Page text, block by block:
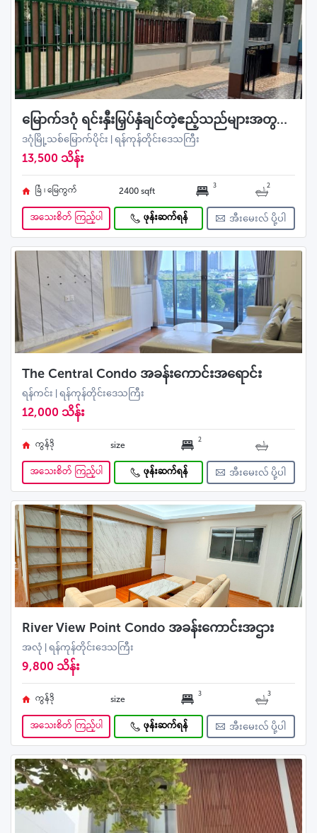
မြောက်ဒဂုံ ရင်းနှီးမြှပ်နှံချင်တဲ့ဧည့်သည်များအတွက် လမ်းသန့်လမ်းကျယ်နေရာကောင်းအရောင်းများ
ဒဂုံမြို့သစ်မြောက်ပိုင်း | ရန်ကုန်တိုင်းဒေသကြီး
13,500 သိန်း
ခြံ ၊ မြေကွက် 2400 sqft 3 2
အသေးစိတ် ကြည့်ပါ ဖုန်းဆက်ရန် အီးမေးလ် ပို့ပါ
The Central Condo အခန်းကောင်းအရောင်း
ရန်ကင်း | ရန်ကုန်တိုင်းဒေသကြီး
12,000 သိန်း
ကွန်ဒို size 2
အသေးစိတ် ကြည့်ပါ ဖုန်းဆက်ရန် အီးမေးလ် ပို့ပါ
River View Point Condo အခန်းကောင်းအဌား
အလုံ | ရန်ကုန်တိုင်းဒေသကြီး
9,800 သိန်း
ကွန်ဒို size 3 3
အသေးစိတ် ကြည့်ပါ ဖုန်းဆက်ရန် အီးမေးလ် ပို့ပါ